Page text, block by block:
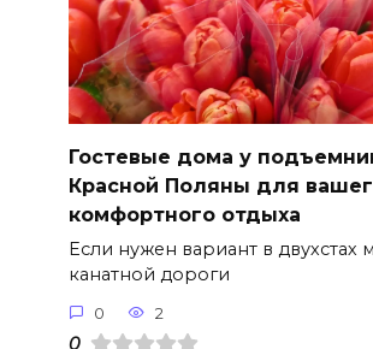
Гостевые дома у
Красной Поляны для
комфортного отдыха
Если нужен вариант в двухстах
канатной дороги
0 2
0